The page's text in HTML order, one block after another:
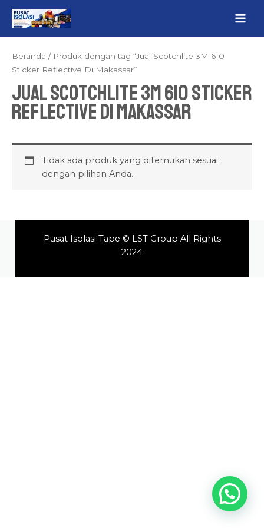
Beranda / Produk dengan tag “Jual Scotchlite 3M 610
Sticker Reflective Di Makassar”
Jual Scotchlite 3M 610 Sticker
Reflective Di Makassar
Tidak ada produk yang ditemukan sesuai
dengan pilihan Anda.
Pusat Isolasi Tape © LST Group All Rights
2024